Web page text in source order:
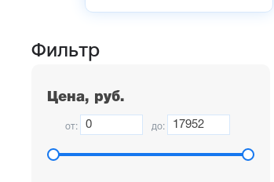
Фильтр
Цена, руб.
от: до: